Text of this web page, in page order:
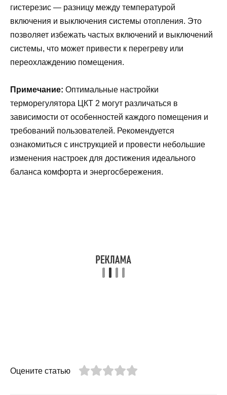
гистерезис — разницу между температурой
включения и выключения системы отопления. Это
позволяет избежать частых включений и выключений
системы, что может привести к перегреву или
переохлаждению помещения.
Примечание: Оптимальные настройки
терморегулятора ЦКТ 2 могут различаться в
зависимости от особенностей каждого помещения и
требований пользователей. Рекомендуется
ознакомиться с инструкцией и провести небольшие
изменения настроек для достижения идеального
баланса комфорта и энергосбережения.
Оцените статью